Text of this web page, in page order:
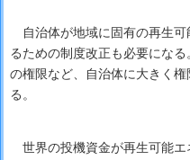
自治体が地域に固有の再生可
るための制度改正も必要にな
の権限など、自治体に大きく
る。
世界の投機資金が再生可能エ